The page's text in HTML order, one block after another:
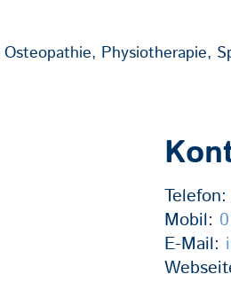
Physiotherapie,
Telefon:
Mobil:
E-Mail: